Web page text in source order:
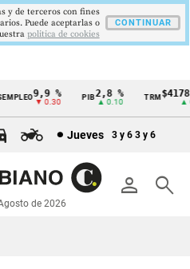
9,9 %
▼ 0.30
PIB2,8 %
▲ 0.10
TRM
▲
Jueves 3 y 6 3 y 6
person search
de 2026
y de terceros con fines
Puede aceptarlas o
politica de cookies
CONTINUAR